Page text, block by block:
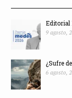
Editorial
9 agosto,
¿Sufre
6 agosto,